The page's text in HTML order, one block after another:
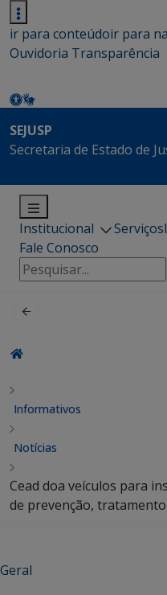
ir para conteúdoir para
Ouvidoria Transparência
SEJUSP
Secretaria de Estado de
Institucional Serviços
Fale Conosco
Pesquisar
por:
Informativos
Notícias
Cead doa veículos para
de prevenção,
Geral